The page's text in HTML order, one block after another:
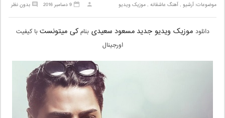
موضوعات:آرشیو ,آهنگ عاشقانه ,موزیک ویدیو بدون نظر 9 دسامبر 2016
دانلود موزیک ویدیو جدید مسعود سعیدیبنامکی میتونستبا کیفیت
اورجینال